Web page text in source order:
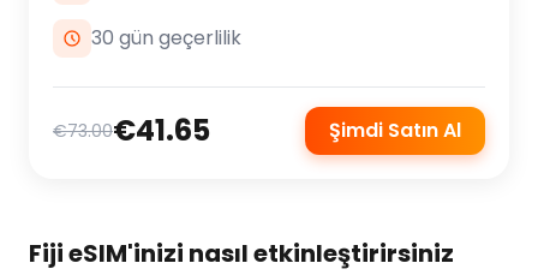
30 gün geçerlilik
€73.00€41.65 Şimdi Satın Al
Fiji eSIM'inizi nasıl etkinleştirirsiniz